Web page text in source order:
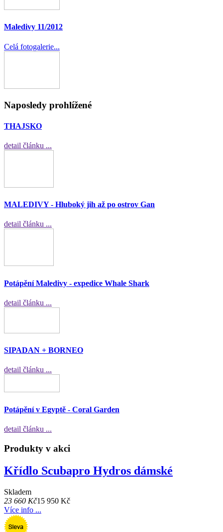
Maledivy 11/2012
Celá fotogalerie...
Naposledy prohlížené
THAJSKO
detail článku ...
MALEDIVY - Hluboký jih až po ostrov Gan
detail článku ...
Potápění Maledivy - expedice Whale Shark
detail článku ...
SIPADAN + BORNEO
detail článku ...
Potápění v Egyptě - Coral Garden
detail článku ...
Produkty v akci
Křídlo Scubapro Hydros dámské
Skladem
23 660 Kč15 950 Kč
Více info ...